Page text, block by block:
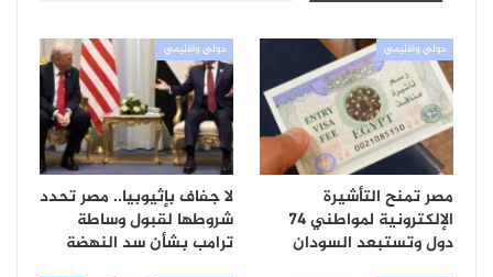
دولي واقليمي
مصر تمنح التأشيرة
الإلكترونية لمواطني 74
دول وتستبعد السودان
دولي واقليمي
لا جفاف بإثيوبيا.. مصر تحدد
شروطها لقبول وساطة
ترامب بشأن سد النهضة